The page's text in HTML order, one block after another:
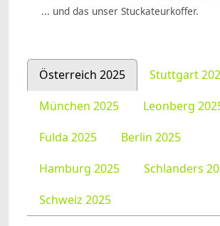
... und das unser Stuckateurkoffer.
Österreich 2025
Stuttgart
München 2025
Leonberg
Fulda 2025
Berlin 2025
Hamburg 2025
Schlanders
Schweiz 2025